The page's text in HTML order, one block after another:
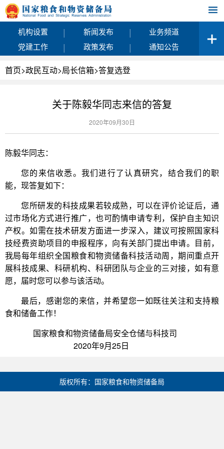
机构设置 | 新闻发布 |
业务频道
党建工作
| 政策发布 | 通知公告
首页>政民互动>局长信箱>答复选登
关于陈毅华同志来信的答复
2020年09月30日
陈毅华同志：
您的来信收悉。我们进行了认真研究，结合我们的职
能，现答复如下：
您所研发的科技成果若较成熟，可以在评价论证后，通
过市场化方式进行推广，也可酌情申请专利，保护自主知识
产权。如需在技术研发方面进一步深入，建议可按照国家科
技经费资助项目的申报程序，向有关部门提出申请。目前，
我局每年组织全国粮食和物资储备科技活动周，期间重点开
展科技成果、科研机构、科研团队与企业的三对接，如有意
愿，届时您可以参与该活动。
最后，感谢您的来信，并希望您一如既往关注和支持粮
食和储备工作！
国家粮食和物资储备局安全仓储与科技司
2020年9月25日
版权所有：国家粮食和物资储备局